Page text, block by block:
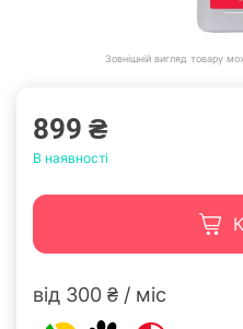
Зовнішній вигляд товару
899 ₴
В наявності
від 300 ₴ / міс